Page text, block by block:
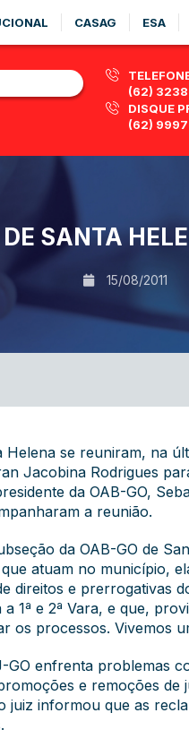
CASAG ESA
(62)
DISQUE
(62)
SANTA
15/08/2011
Helena se reuniram, na
Jacobina Rodrigues
da OAB-GO,
a reunião.
da OAB-GO de
atuam no município,
direitos e prerrogativas
1ª e 2ª Vara, e que,
os processos. Vivemos
enfrenta problemas
e remoções
informou que as